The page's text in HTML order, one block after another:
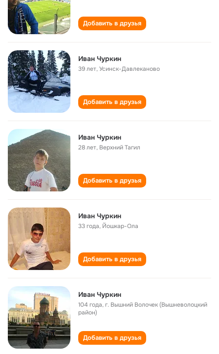
Добавить в друзья
Иван Чуркин
39 лет,Усинск-Давлеканово
Добавить в друзья
Иван Чуркин
28 лет, Верхний Тагил
Добавить в друзья
Иван Чуркин
33 года, Йошкар-Ола
Добавить в друзья
Иван Чуркин
104 года,г. Вышний Волочек (Вышневолоцкий
район)
Добавить в друзья